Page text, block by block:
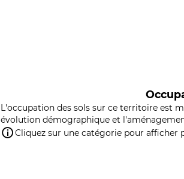
L'occupation des sols sur ce territoire est
évolution démographique et
Cliquez sur une catégorie pour afficher